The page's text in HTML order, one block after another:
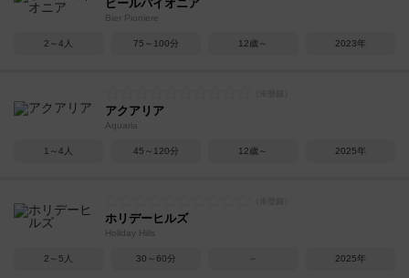
ビールパイオニア
Bier Pioniere
2～4人 75～100分 12歳～ 2023年
アクアリア
Aquaria
1～4人 45～120分 12歳～ 2025年
ホリデーヒルズ
Holiday Hills
2～5人 30～60分 － 2025年